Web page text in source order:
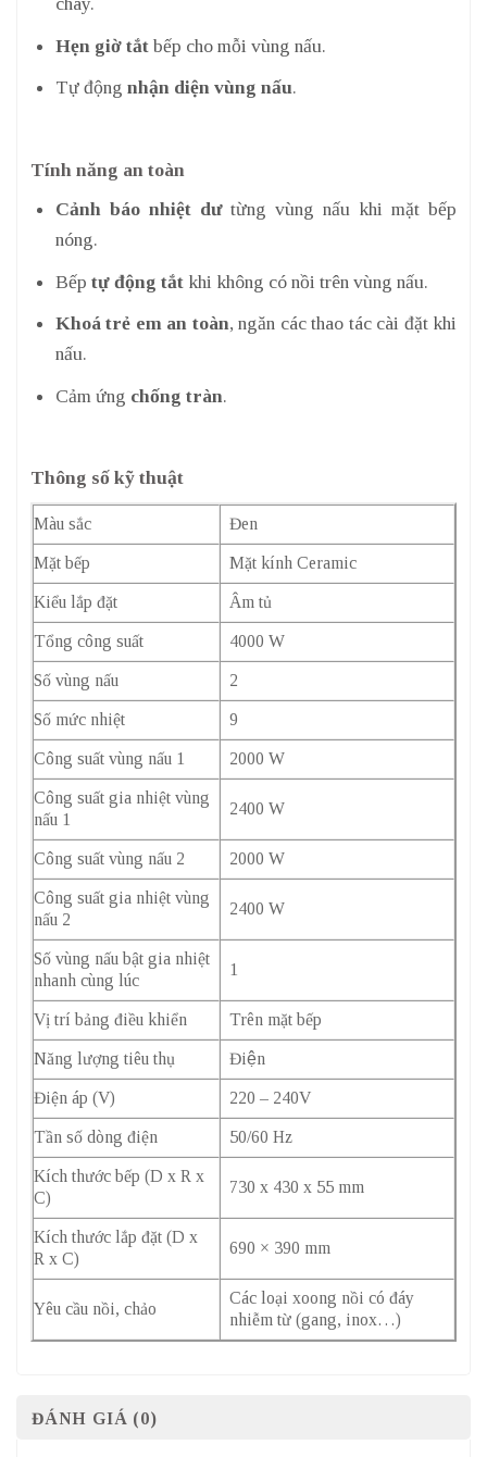
Hẹn giờ tắtbếp cho mỗi vùng nấu.
Tự động nhận diện vùng nấu.
Tính năng an toàn
Cảnh báo nhiệt dưtừng vùng nấu khi mặt bếp
nóng.
Bếp tự động tắtkhi không có nồi trên vùng nấu.
Khoá trẻ em an toàn, ngăn các thao tác cài đặt khi
nấu.
Cảm ứng chống tràn.
Thông số kỹ thuật
Màu sắc Đen
Mặt bếp Mặt kính Ceramic
Kiểu lắp đặt Âm tủ
Tổng công suất 4000 W
Số vùng nấu 2
Số mức nhiệt 9
Công suất vùng nấu 1 2000 W
Công suất gia nhiệt vùng
nấu 1
2400 W
Công suất vùng nấu 2 2000 W
Công suất gia nhiệt vùng
nấu 2
2400 W
Số vùng nấu bật gia nhiệt
nhanh cùng lúc
1
Vị trí bảng điều khiển Trên mặt bếp
Năng lượng tiêu thụ Điện
Điện áp (V) 220 – 240V
Tần số dòng điện 50/60 Hz
Kích thước bếp (D x R x
C)
730 x 430 x 55 mm
Kích thước lắp đặt (D x
R x C)
690 × 390 mm
Yêu cầu nồi, chảo
Các loại xoong nồi có đáy
nhiễm từ (gang, inox…)
ĐÁNH GIÁ (0)